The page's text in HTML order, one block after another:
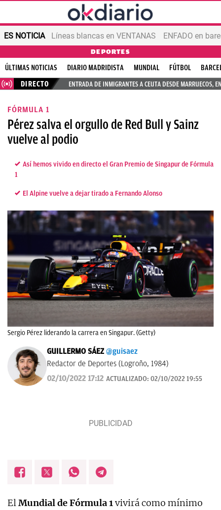
ES NOTICIA Líneas blancas en VENTANAS ENFADO en
DEPORTES
ÚLTIMAS NOTICIAS DIARIO MADRIDISTA MUNDIAL FÚTBOL
DIRECTO
ENTRADA DE INMIGRANTES A CEUTA DESDE MARRUECOS,
FÓRMULA 1
Pérez salva el orgullo de Red Bull y Sainz
vuelve al podio
Así hemos vivido en directo el Gran Premio de Singapur de Fórmula
1
El Alpine vuelve a dejar tirado a Fernando Alonso
Sergio Pérez liderando la carrera en Singapur. (Getty)
GUILLERMO SÁEZ @guisaez
Redactor de Deportes (Logroño, 1984)
02/10/2022 17:12 ACTUALIZADO: 02/10/2022 19:55
ElMundial de Fórmula 1vivirá como mínimo